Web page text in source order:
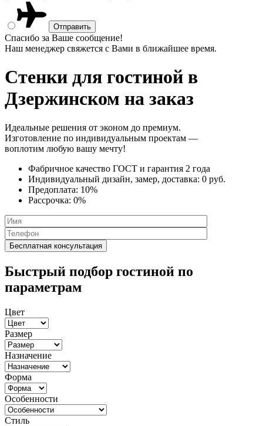
Спасибо за Ваше сообщение!
Наш менеджер свяжется с Вами в ближайшее время.
Стенки для гостиной в
Дзержинском на заказ
Идеальные решения от эконом до премиум.
Изготовление по индивидуальным проектам —
воплотим любую вашу мечту!
Фабричное качество ГОСТ и гарантия 2 года
Индивидуальный дизайн, замер, доставка: 0 руб.
Предоплата: 10%
Рассрочка: 0%
Быстрый подбор гостиной по
параметрам
Цвет
Размер
Назначение
Форма
Особенности
Стиль